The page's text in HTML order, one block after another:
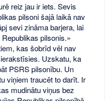
reiz jau ir iets. Sevis
pilsoni šajā laikā nav
sevi zināma barjera, lai
pilsonis.»
kas šobrīd vēl nav
Uzskatu, ka
PSRS pilsonību. Un
viņiem traucēt to darīt. Ir
mudinātu viņus bez